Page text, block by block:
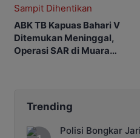
ABK TB Kapuas Bahari V
Ditemukan Meninggal,
Operasi SAR di Muara
Trending
Polisi Bongkar